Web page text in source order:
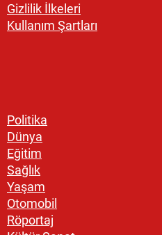
Gizlilik İlkeleri
Kullanım Şartları
Politika
Dünya
Eğitim
Sağlık
Yaşam
Otomobil
Röportaj